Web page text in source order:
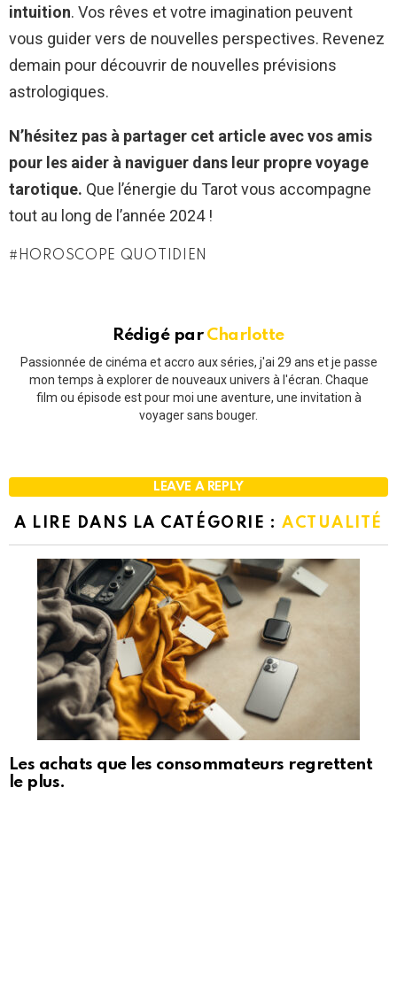
intuition. Vos rêves et votre imagination peuvent
vous guider vers de nouvelles perspectives. Revenez
demain pour découvrir de nouvelles prévisions
astrologiques.
N’hésitez pas à partager cet article avec vos amis
pour les aider à naviguer dans leur propre voyage
tarotique. Que l’énergie du Tarot vous accompagne
tout au long de l’année 2024 !
HOROSCOPE QUOTIDIEN
Rédigé par Charlotte
Passionnée de cinéma et accro aux séries, j'ai 29 ans et je passe
mon temps à explorer de nouveaux univers à l'écran. Chaque
film ou épisode est pour moi une aventure, une invitation à
voyager sans bouger.
LEAVE A REPLY
A LIRE DANS LA CATÉGORIE : ACTUALITÉ
Les achats que les consommateurs regrettent
le plus.